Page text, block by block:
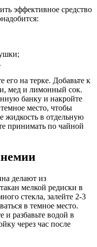
эффективное средство
его на терке. Добавьте к
мед и лимонный сок.
банку и накройте
место, чтобы
жидкость в отдельную
принимать по чайной
делают из
мелкой редиски в
стекла, залейте 2-3
в темное место.
и разбавьте водой в
через час после